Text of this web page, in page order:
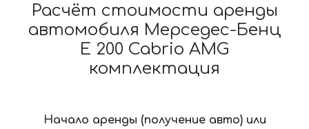
Расчёт стоимости аренды
автомобиля Мерседес-Бенц
E 200 Cabrio AMG
комплектация
Начало аренды (получение авто) или